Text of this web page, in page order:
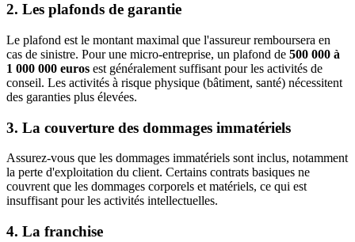
2. Les plafonds de garantie
Le plafond est le montant maximal que l'assureur remboursera en
cas de sinistre. Pour une micro-entreprise, un plafond de 500 000 à
1 000 000 euros est généralement suffisant pour les activités de
conseil. Les activités à risque physique (bâtiment, santé) nécessitent
des garanties plus élevées.
3. La couverture des dommages immatériels
Assurez-vous que les dommages immatériels sont inclus, notamment
la perte d'exploitation du client. Certains contrats basiques ne
couvrent que les dommages corporels et matériels, ce qui est
insuffisant pour les activités intellectuelles.
4. La franchise